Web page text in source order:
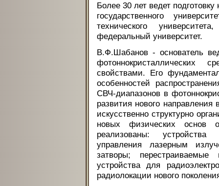
Более 30 лет ведет
государственного
технического
федеральный университет.
В.Ф.Шабанов - основатель
фотоннокристаллических
свойствами. Его
особенностей
СВЧ-диапазонов в
развития нового
искусственно структурно
новых физических основ
реализованы:
управления лазерным
затворы;
устройства для
радиолокации нового